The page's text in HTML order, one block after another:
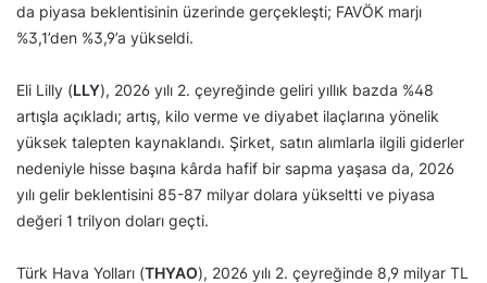
da piyasa beklentisinin üzerinde gerçekleşti; FAVÖK marjı
%3,1’den %3,9’a yükseldi.
Eli Lilly (LLY), 2026 yılı 2. çeyreğinde geliri yıllık bazda %48
artışla açıkladı; artış, kilo verme ve diyabet ilaçlarına yönelik
yüksek talepten kaynaklandı. Şirket, satın alımlarla ilgili giderler
nedeniyle hisse başına kârda hafif bir sapma yaşasa da, 2026
yılı gelir beklentisini 85-87 milyar dolara yükseltti ve piyasa
değeri 1 trilyon doları geçti.
Türk Hava Yolları (THYAO), 2026 yılı 2. çeyreğinde 8,9 milyar TL